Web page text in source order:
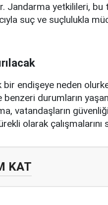
Jandarma yetkilileri,
suç ve suçlulukla
bir endişeye neden
benzeri durumların
vatandaşların
olarak
KAT